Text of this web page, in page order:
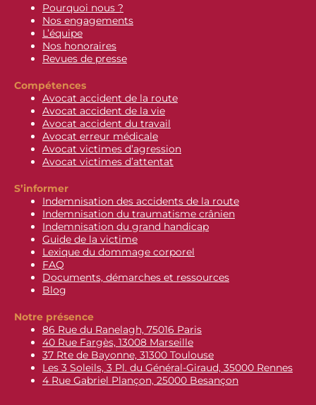
Pourquoi nous ?
Nos engagements
L’équipe
Nos honoraires
Revues de presse
Compétences
Avocat accident de la route
Avocat accident de la vie
Avocat accident du travail
Avocat erreur médicale
Avocat victimes d’agression
Avocat victimes d’attentat
S’informer
Indemnisation des accidents de la route
Indemnisation du traumatisme crânien
Indemnisation du grand handicap
Guide de la victime
Lexique du dommage corporel
FAQ
Documents, démarches et ressources
Blog
Notre présence
86 Rue du Ranelagh, 75016 Paris
40 Rue Fargès, 13008 Marseille
37 Rte de Bayonne, 31300 Toulouse
Les 3 Soleils, 3 Pl. du Général-Giraud, 35000 Rennes
4 Rue Gabriel Plançon, 25000 Besançon